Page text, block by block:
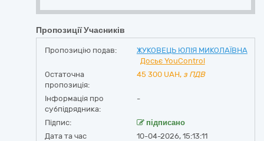
Пропозиції Учасників
Пропозицію подав:
ЖУКОВЕЦЬ ЮЛІЯ МИКОЛАЇВНА
Досьє YouControl
Остаточна
пропозиція:
45 300 UAH, з ПДВ
Інформація про
субпідрядника:
-
Підпис:
підписано
Дата та час
10-04-2026, 15:13:11